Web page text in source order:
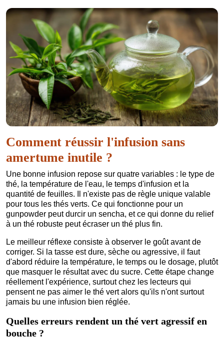
Comment réussir l'infusion sans
amertume inutile ?
Une bonne infusion repose sur quatre variables : le type de
thé, la température de l'eau, le temps d'infusion et la
quantité de feuilles. Il n'existe pas de règle unique valable
pour tous les thés verts. Ce qui fonctionne pour un
gunpowder peut durcir un sencha, et ce qui donne du relief
à un thé robuste peut écraser un thé plus fin.
Le meilleur réflexe consiste à observer le goût avant de
corriger. Si la tasse est dure, sèche ou agressive, il faut
d'abord réduire la température, le temps ou le dosage, plutôt
que masquer le résultat avec du sucre. Cette étape change
réellement l'expérience, surtout chez les lecteurs qui
pensent ne pas aimer le thé vert alors qu'ils n'ont surtout
jamais bu une infusion bien réglée.
Quelles erreurs rendent un thé vert agressif en
bouche ?